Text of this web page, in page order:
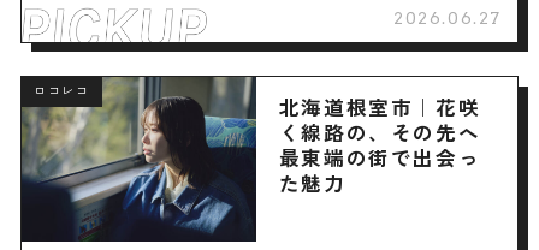
2026.06.27
ロコレコ
北海道根室市｜花咲
く線路の、その先へ
最東端の街で出会っ
た魅力